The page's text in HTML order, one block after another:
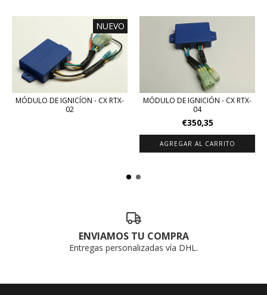
NUEVO
MÓDULO DE IGNICÍON - CX RTX-
02
MÓDULO DE IGNICIÓN - CX RTX-
04
€350,35
ENVIAMOS TU COMPRA
Entregas personalizadas vía DHL.